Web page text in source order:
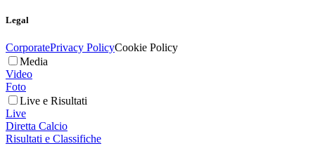
Legal
CorporatePrivacy PolicyCookie Policy
Media
Video
Foto
Live e Risultati
Live
Diretta Calcio
Risultati e Classifiche